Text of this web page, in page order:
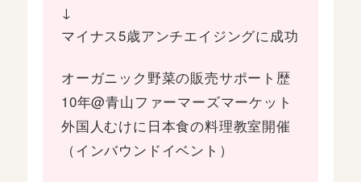
↓
マイナス5歳アンチエイジングに成功
オーガニック野菜の販売サポート歴
10年@青山ファーマーズマーケット
外国人むけに日本食の料理教室開催
（インバウンドイベント）